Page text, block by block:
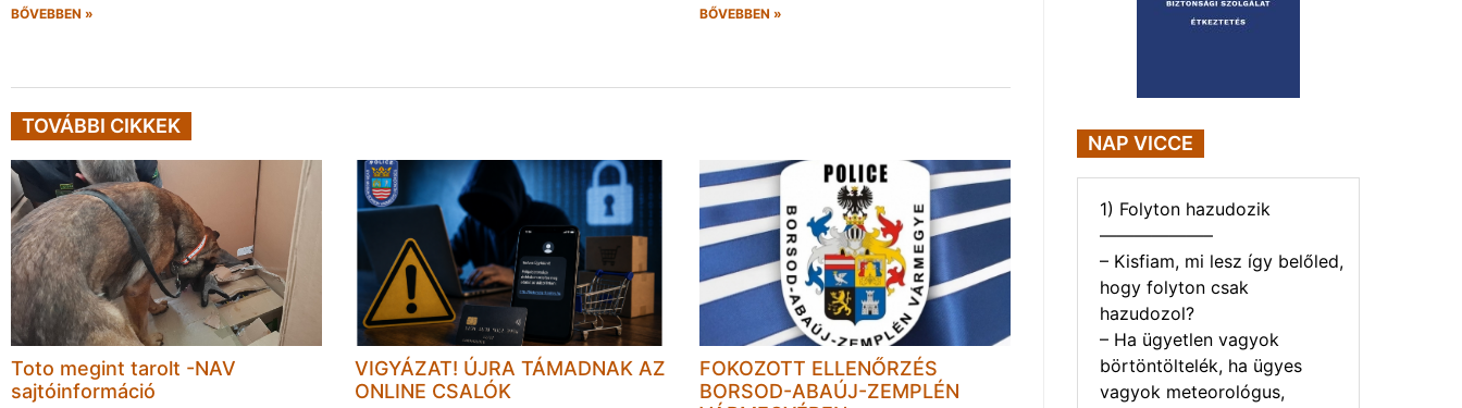
BŐVEBBEN » BŐVEBBEN »
TOVÁBBI CIKKEK
Toto megint tarolt -NAV
sajtóinformáció
VIGYÁZAT! ÚJRA TÁMADNAK AZ
ONLINE CSALÓK
FOKOZOTT ELLENŐRZÉS
BORSOD-ABAÚJ-ZEMPLÉN
NAP VICCE
1) Folyton hazudozik
——————–
– Kisfiam, mi lesz így belőled,
hogy folyton csak
hazudozol?
– Ha ügyetlen vagyok
börtöntöltelék, ha ügyes
vagyok meteorológus,